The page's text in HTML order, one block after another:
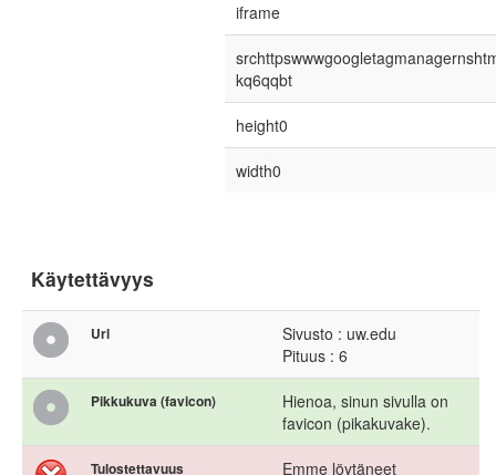
iframe
kq6qqbt
height0
width0
Käytettävyys
Url
Sivusto : uw.edu
Pituus : 6
Pikkukuva (favicon)
Hienoa, sinun sivulla on
favicon (pikakuvake).
Tulostettavuus
Emme löytäneet